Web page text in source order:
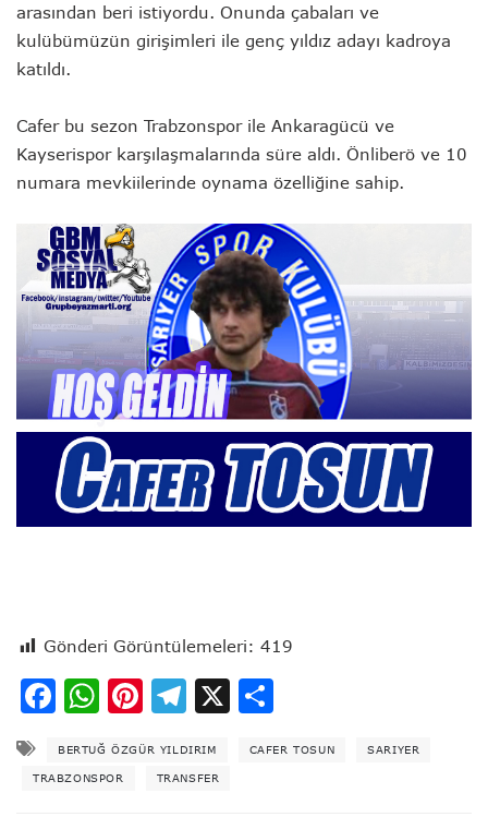
arasından beri istiyordu. Onunda çabaları ve
kulübümüzün girişimleri ile genç yıldız adayı kadroya
katıldı.
Cafer bu sezon Trabzonspor ile Ankaragücü ve
Kayserispor karşılaşmalarında süre aldı. Önliberö ve 10
numara mevkiilerinde oynama özelliğine sahip.
Gönderi Görüntülemeleri: 419
Facebook
WhatsApp
Pinterest
Telegram
X
BERTUĞ ÖZGÜR YILDIRIM CAFER TOSUN SARIYER
TRABZONSPOR TRANSFER